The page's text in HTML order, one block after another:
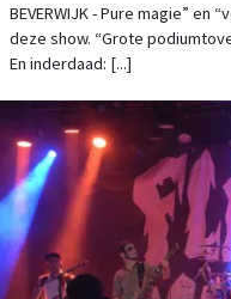
BEVERWIJK - Pure magie”
deze show. “Grote
En inderdaad: [...]